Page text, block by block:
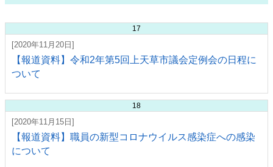
17
[2020年11月20日]
【報道資料】令和2年第5回上天草市議会定例会の日程に
ついて
18
[2020年11月15日]
【報道資料】職員の新型コロナウイルス感染症への感染
について